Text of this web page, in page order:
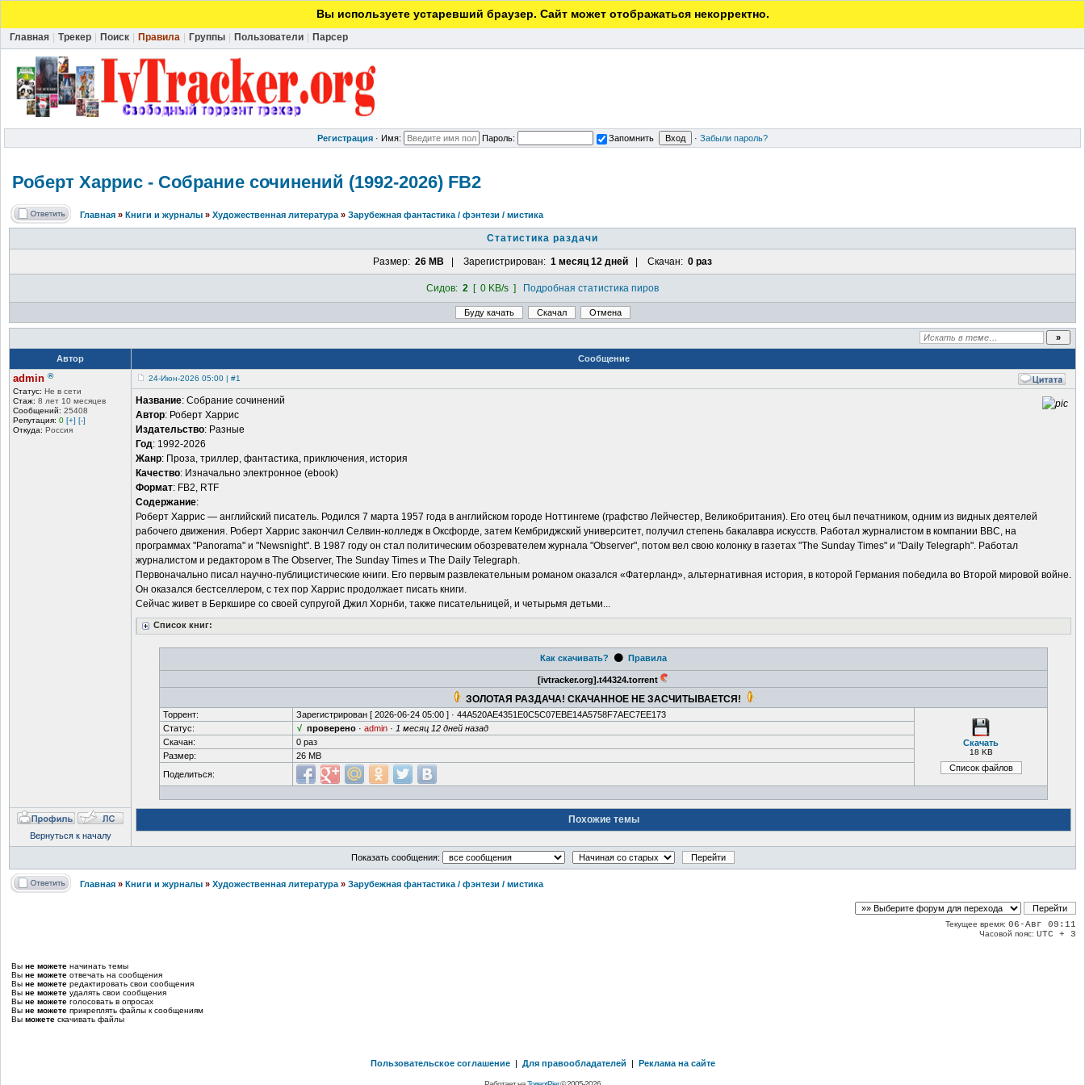
Вы используете устаревший браузер. Сайт может отображаться некорректно.
Главная Трекер Поиск Правила Группы Пользователи Парсер
Регистрация · Имя: Пароль: Запомнить · Забыли пароль?
Роберт Харрис - Собрание сочинений (1992-2026) FB2
Главная » Книги и журналы » Художественная литература » Зарубежная фантастика / фэнтези / мистика
Статистика раздачи
Размер: 26 MB | Зарегистрирован: 1 месяц 12 дней | Скачан: 0 раз
Сидов: 2 [ 0 KB/s ] Подробная статистика пиров
Автор Сообщение
admin ®
Статус: Не в сети
Стаж: 8 лет 10 месяцев
Сообщений: 25408
Репутация: 0 [+] [-]
Откуда: Россия
24-Июн-2026 05:00 | #1
Название: Собрание сочинений
Автор: Роберт Харрис
Издательство: Разные
Год: 1992-2026
Жанр: Проза, триллер, фантастика, приключения, история
Качество: Изначально электронное (ebook)
Формат: FB2, RTF
Содержание:
Роберт Харрис — английский писатель. Родился 7 марта 1957 года в английском городе Ноттингеме (графство Лейчестер, Великобритания). Его отец был печатником, одним из видных деятелей
рабочего движения. Роберт Харрис закончил Селвин-колледж в Оксфорде, затем Кембриджский университет, получил степень бакалавра искусств. Работал журналистом в компании BBC, на
программах "Panorama" и "Newsnight". В 1987 году он стал политическим обозревателем журнала "Observer", потом вел свою колонку в газетах "The Sunday Times" и "Daily Telegraph". Работал
журналистом и редактором в The Observer, The Sunday Times и The Daily Telegraph.
Первоначально писал научно-публицистические книги. Его первым развлекательным романом оказался «Фатерланд», альтернативная история, в которой Германия победила во Второй мировой войне.
Он оказался бестселлером, с тех пор Харрис продолжает писать книги.
Сейчас живет в Беркшире со своей супругой Джил Хорнби, также писательницей, и четырьмя детьми...
Список книг:
Как скачивать? ⚫ Правила
[ivtracker.org].t44324.torrent
ЗОЛОТАЯ РАЗДАЧА! СКАЧАННОЕ НЕ ЗАСЧИТЫВАЕТСЯ!
Торрент: Зарегистрирован [ 2026-06-24 05:00 ] · 44A520AE4351E0C5C07EBE14A5758F7AEC7EE173
Скачать
18 KB
Статус: √ проверено · admin · 1 месяц 12 дней назад
Скачан:
0 раз
Размер:
26 MB
Поделиться:
Похожие темы
Вернуться к началу
Показать сообщения:
Главная » Книги и журналы » Художественная литература » Зарубежная фантастика / фэнтези / мистика
Текущее время: 06-Авг 09:11
Часовой пояс: UTC + 3
Вы не можете начинать темы
Вы не можете отвечать на сообщения
Вы не можете редактировать свои сообщения
Вы не можете удалять свои сообщения
Вы не можете голосовать в опросах
Вы не можете прикреплять файлы к сообщениям
Вы можете скачивать файлы
Пользовательское соглашение | Для правообладателей | Реклама на сайте